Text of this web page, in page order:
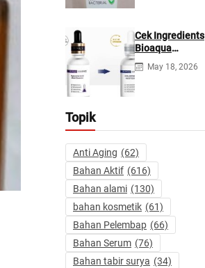
Cek Ingredients
Bioaqua
Hyaluronic acid
Serum
May 18, 2026
Topik
Anti Aging (62)
Bahan Aktif (616)
Bahan alami (130)
bahan kosmetik (61)
Bahan Pelembap (66)
Bahan Serum (76)
Bahan tabir surya (34)